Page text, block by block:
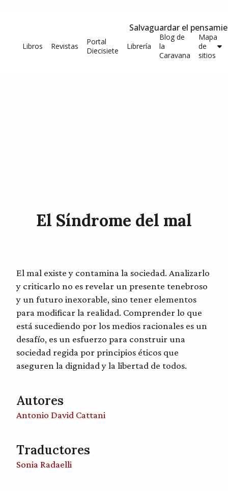
Salvaguardar el
Libros Revistas
Portal
Diecisiete
Librería
Blog de
la
Caravana
Mapa
de
sitios
El Síndrome del mal
El mal existe y contamina la sociedad. Analizarlo
y criticarlo no es revelar un presente tenebroso
y un futuro inexorable, sino tener elementos
para modificar la realidad. Comprender lo que
está sucediendo por los medios racionales es un
desafío, es un esfuerzo para construir una
sociedad regida por principios éticos que
aseguren la dignidad y la libertad de todos.
Autores
Antonio David Cattani
Traductores
Sonia Radaelli